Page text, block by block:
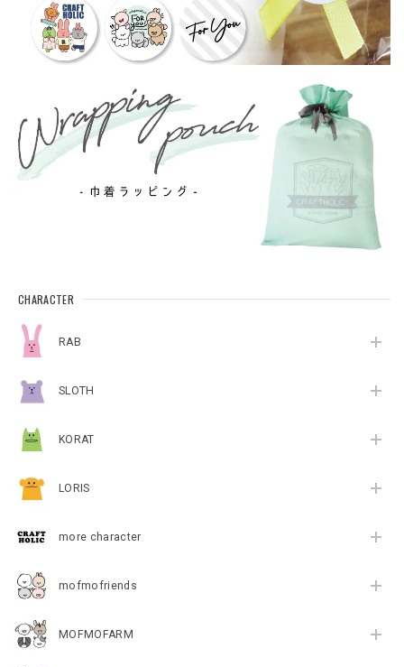
CHARACTER
RAB
SLOTH
KORAT
LORIS
more character
mofmofriends
MOFMOFARM